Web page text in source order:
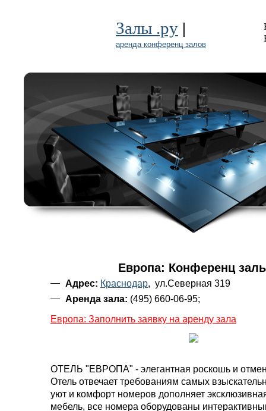
Залы .ру |
аренда конференц залов
Европа: Конференц
Адрес: Краснодар, ул.Северная 319
Аренда зала: (495) 660-06-95;
Европа: Заполнить заявку на аренду зала
ОТЕЛЬ "ЕВРОПА" - элегантная роскошь и
Отель отвечает требованиям самых
уют и комфорт номеров дополняет
мебель, все номера оборудованы